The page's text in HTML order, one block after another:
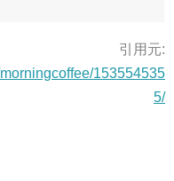
引用元:
153554535
5/